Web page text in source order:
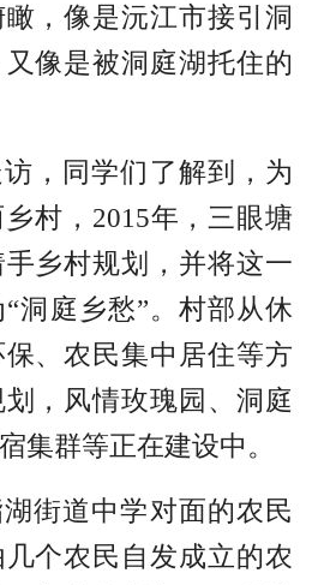
，像是沅江市接引洞
像是被洞庭湖托住的
，同学们了解到，为
村，2015年，三眼塘
乡村规划，并将这一
洞庭乡愁”。村部从休
、农民集中居住等方
，风情玫瑰园、洞庭
集群等正在建设中。
街道中学对面的农民
个农民自发成立的农